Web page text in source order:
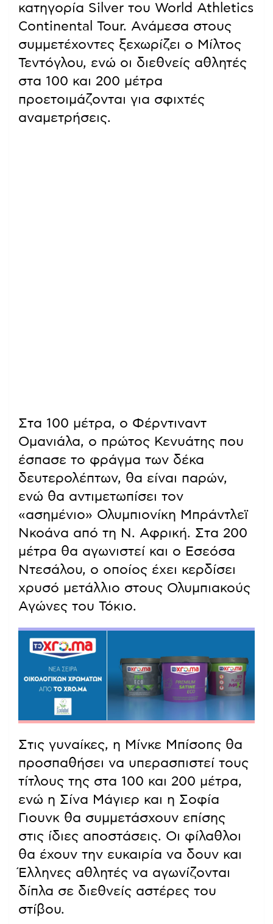
κατηγορία Silver του World Athletics
Continental Tour. Ανάμεσα στους
συμμετέχοντες ξεχωρίζει ο Μίλτος
Τεντόγλου, ενώ οι διεθνείς αθλητές
στα 100 και 200 μέτρα
προετοιμάζονται για σφιχτές
αναμετρήσεις.
Στα 100 μέτρα, ο Φέρντιναντ
Ομανιάλα, ο πρώτος Κενυάτης που
έσπασε το φράγμα των δέκα
δευτερολέπτων, θα είναι παρών,
ενώ θα αντιμετωπίσει τον
«ασημένιο» Ολυμπιονίκη Μπράντλεϊ
Νκοάνα από τη Ν. Αφρική. Στα 200
μέτρα θα αγωνιστεί και ο Εσεόσα
Ντεσάλου, ο οποίος έχει κερδίσει
χρυσό μετάλλιο στους Ολυμπιακούς
Αγώνες του Τόκιο.
Στις γυναίκες, η Μίνκε Μπίσοπς θα
προσπαθήσει να υπερασπιστεί τους
τίτλους της στα 100 και 200 μέτρα,
ενώ η Σίνα Μάγιερ και η Σοφία
Γιουνκ θα συμμετάσχουν επίσης
στις ίδιες αποστάσεις. Οι φίλαθλοι
θα έχουν την ευκαιρία να δουν και
Έλληνες αθλητές να αγωνίζονται
δίπλα σε διεθνείς αστέρες του
στίβου.